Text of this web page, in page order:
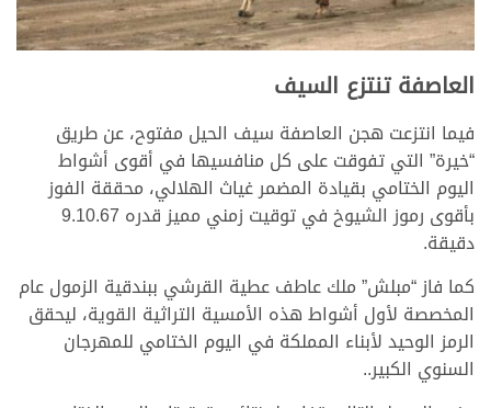
العاصفة تنتزع السيف
فيما انتزعت هجن العاصفة سيف الحيل مفتوح، عن طريق
“خيرة” التي تفوقت على كل منافسيها في أقوى أشواط
اليوم الختامي بقيادة المضمر غياث الهلالي، محققة الفوز
بأقوى رموز الشيوخ في توقيت زمني مميز قدره 9.10.67
دقيقة.
كما فاز “مبلش” ملك عاطف عطية القرشي ببندقية الزمول عام
المخصصة لأول أشواط هذه الأمسية التراثية القوية، ليحقق
الرمز الوحيد لأبناء المملكة في اليوم الختامي للمهرجان
السنوي الكبير..